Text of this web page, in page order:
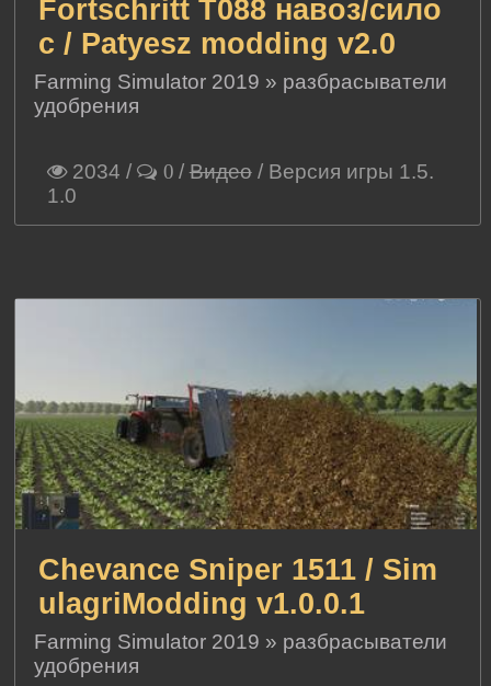
Fortschritt T088 навоз/сило
с / Patyesz modding v2.0
Farming Simulator 2019 » разбрасыватели
удобрения
2034 / 0 /Видео/ Версия игры 1.5.
1.0
Chevance Sniper 1511 / Sim
ulagriModding v1.0.0.1
Farming Simulator 2019 » разбрасыватели
удобрения